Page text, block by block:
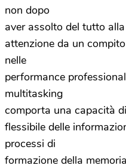
non dopo
aver assolto del tutto
attenzione da un
nelle
performance
multitasking
comporta una capacità
flessibile delle
processi di
formazione della